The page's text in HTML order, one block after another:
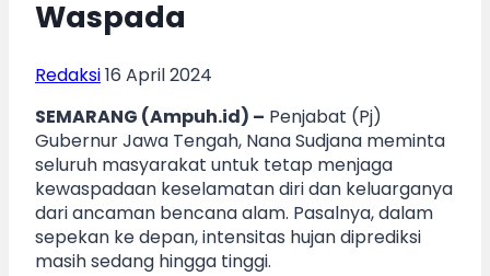
Waspada
Redaksi16 April 2024
SEMARANG (Ampuh.id) – Penjabat (Pj)
Gubernur Jawa Tengah, Nana Sudjana meminta
seluruh masyarakat untuk tetap menjaga
kewaspadaan keselamatan diri dan keluarganya
dari ancaman bencana alam. Pasalnya, dalam
sepekan ke depan, intensitas hujan diprediksi
masih sedang hingga tinggi.